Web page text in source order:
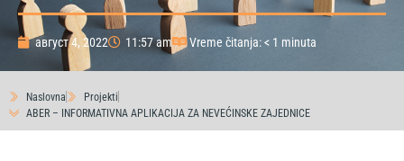
август 4, 2022 11:57 am Vreme čitanja: < 1 minuta
Naslovna
Projekti
ABER – INFORMATIVNA APLIKACIJA ZA NEVEĆINSKE ZAJEDNICE